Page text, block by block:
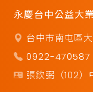
永慶台中公益大
台中市南屯區
0922-470587
張欽弼（102